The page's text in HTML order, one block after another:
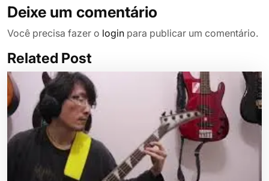
Deixe um comentário
Você precisa fazer o login para publicar um comentário.
Related Post